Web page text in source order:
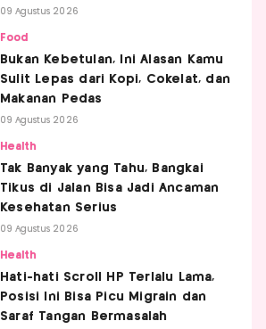
09 Agustus 2026
Food
Bukan Kebetulan, Ini Alasan Kamu
Sulit Lepas dari Kopi, Cokelat, dan
Makanan Pedas
09 Agustus 2026
Health
Tak Banyak yang Tahu, Bangkai
Tikus di Jalan Bisa Jadi Ancaman
Kesehatan Serius
09 Agustus 2026
Health
Hati-hati Scroll HP Terlalu Lama,
Posisi Ini Bisa Picu Migrain dan
Saraf Tangan Bermasalah